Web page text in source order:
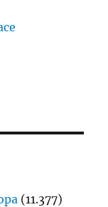
(11.377)